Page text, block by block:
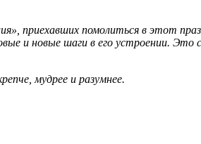
приехавших помолиться в этот
и новые шаги в его устроении.
мудрее и разумнее.